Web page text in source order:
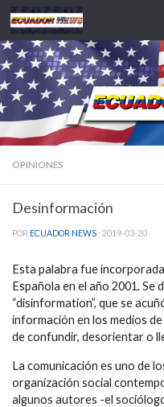
Saltar al contenido
OPINIONES
Desinformación
POR ECUADOR NEWS · 2019-03-20
Esta palabra fue
Española en el año 2001. Se
“disinformation”, que se
información en los medios
de confundir, desorientar o
La comunicación es uno de
organización social
algunos autores -el